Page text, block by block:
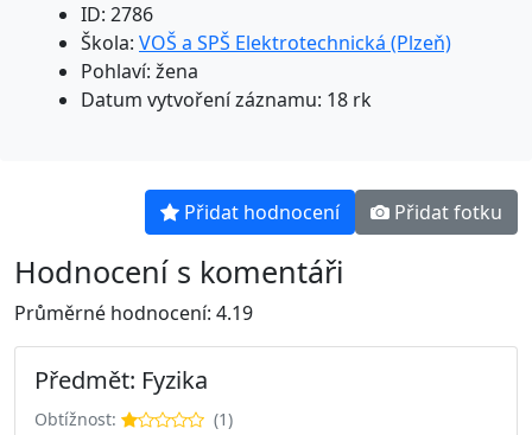
ID: 2786
Škola: VOŠ a SPŠ Elektrotechnická (Plzeň)
Pohlaví: žena
Datum vytvoření záznamu: 18 rk
Přidat hodnocení Přidat fotku
Hodnocení s komentáři
Průměrné hodnocení: 4.19
Předmět: Fyzika
Obtížnost:
(1)